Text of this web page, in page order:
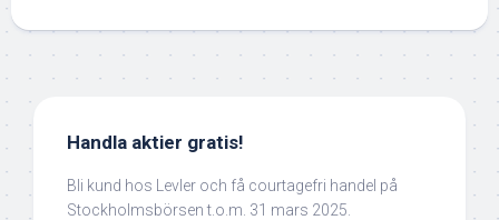
Handla aktier gratis!
Bli kund hos Levler och få courtagefri handel på
Stockholmsbörsen t.o.m. 31 mars 2025.